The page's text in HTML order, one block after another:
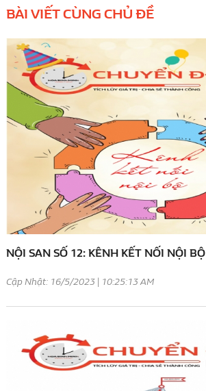
BÀI VIẾT CÙNG CHỦ ĐỀ
NỘI SAN SỐ 12: KÊNH KẾT NỐI NỘI BỘ
Cập Nhật: 16/5/2023 | 10:25:13 AM